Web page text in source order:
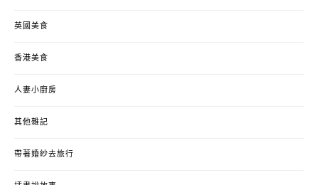
英國美食
香港美食
人妻小廚房
其他雜記
帶著婚紗去旅行